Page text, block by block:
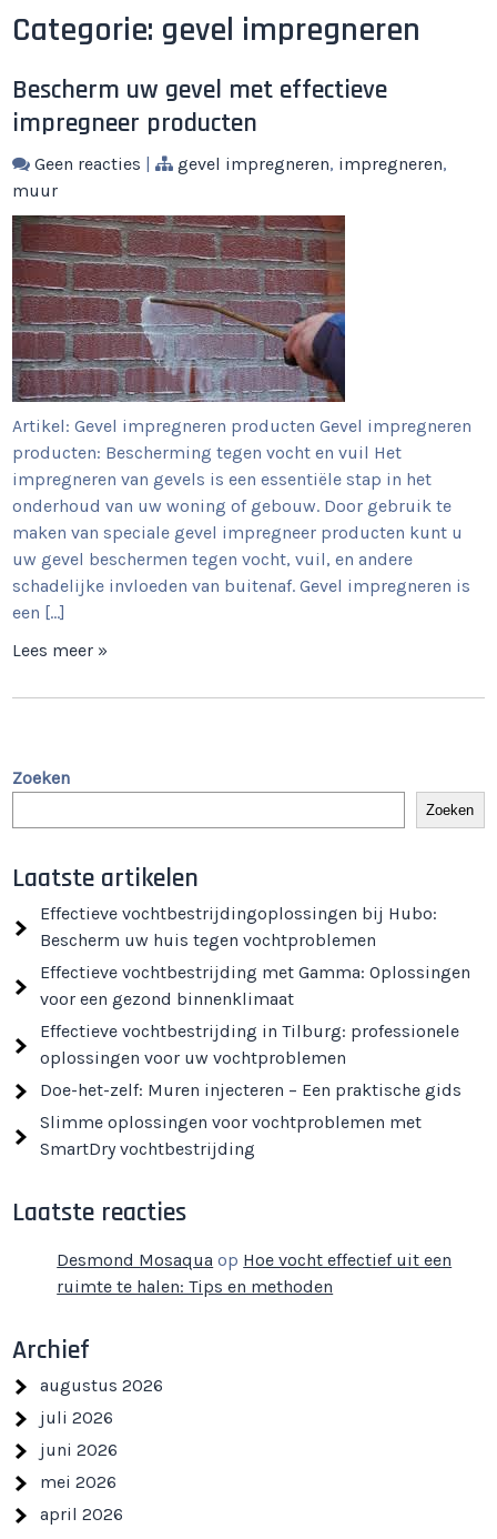
Categorie: gevel impregneren
Bescherm uw gevel met effectieve
impregneer producten
Geen reacties | gevel impregneren, impregneren,
muur
Artikel: Gevel impregneren producten Gevel impregneren
producten: Bescherming tegen vocht en vuil Het
impregneren van gevels is een essentiële stap in het
onderhoud van uw woning of gebouw. Door gebruik te
maken van speciale gevel impregneer producten kunt u
uw gevel beschermen tegen vocht, vuil, en andere
schadelijke invloeden van buitenaf. Gevel impregneren is
een […]
Lees meer »
Zoeken
Zoeken
Laatste artikelen
Effectieve vochtbestrijdingoplossingen bij Hubo:
Bescherm uw huis tegen vochtproblemen
Effectieve vochtbestrijding met Gamma: Oplossingen
voor een gezond binnenklimaat
Effectieve vochtbestrijding in Tilburg: professionele
oplossingen voor uw vochtproblemen
Doe-het-zelf: Muren injecteren – Een praktische gids
Slimme oplossingen voor vochtproblemen met
SmartDry vochtbestrijding
Laatste reacties
Desmond Mosaqua op Hoe vocht effectief uit een
ruimte te halen: Tips en methoden
Archief
augustus 2026
juli 2026
juni 2026
mei 2026
april 2026